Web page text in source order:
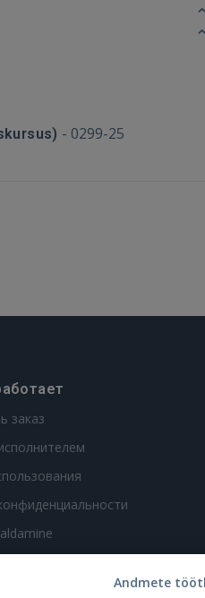
 Sign in
- 0299-25
заказ
Andmete